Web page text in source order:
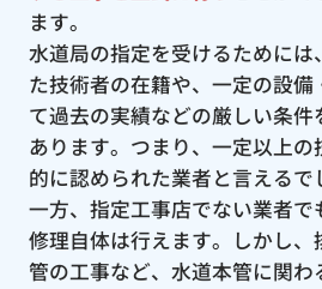
ます。
水道局の指定を受けるためには
た技術者の在籍や、一定の設備
て過去の実績などの厳しい条
あります。つまり、一定以上
的に認められた業者と言えるで
一方、指定工事店でない業者
修理自体は行えます。しかし
管の工事など、水道本管に関わ